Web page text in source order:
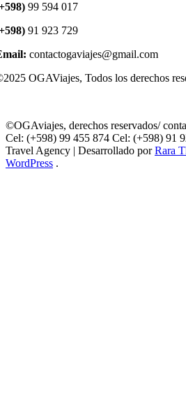
99 594 017
91 923 729
contactogaviajes@gmail.com
OGAViajes, Todos los derechos
©OGAviajes, derechos reservados/
Cel: (+598) 99 455 874 Cel: (+598) 91
Travel Agency | Desarrollado porRara
WordPress .